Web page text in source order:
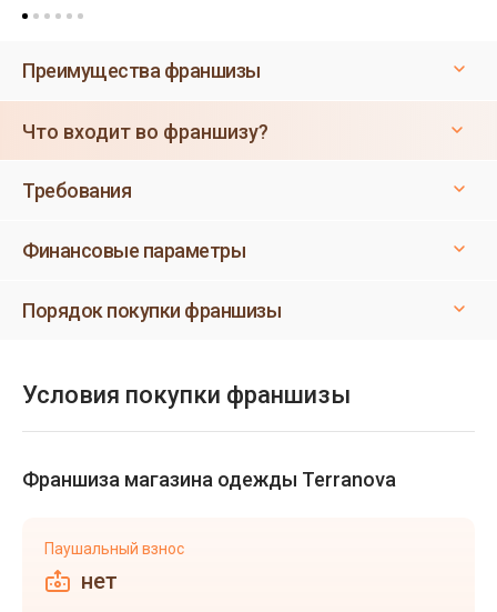
Преимущества франшизы
Что входит во франшизу?
Требования
Финансовые параметры
Порядок покупки франшизы
Условия покупки франшизы
Франшиза магазина одежды Terranova
Паушальный взнос
нет